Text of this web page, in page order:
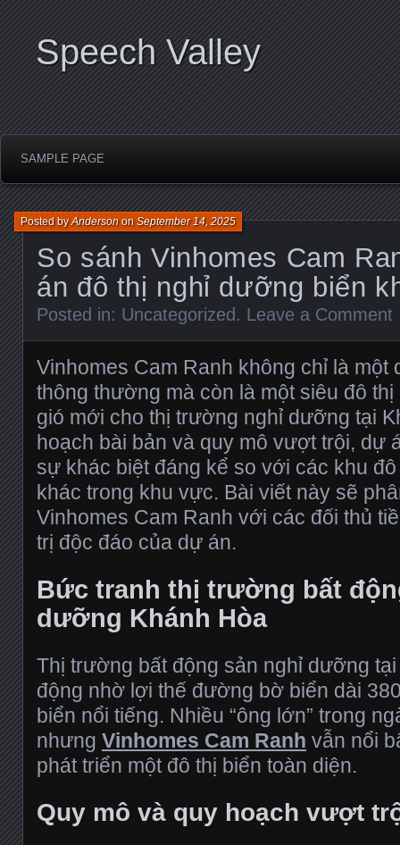
Speech Valley
SAMPLE PAGE
So sánh Vinhomes Cam
án đô thị nghỉ dưỡng biển
Posted byAndersononSeptember 14, 2025
Posted in: Uncategorized . Leave a Comment
Vinhomes Cam Ranh không chỉ là một
thông thường mà còn là một siêu đô
gió mới cho thị trường nghỉ dưỡng tại
hoạch bài bản và quy mô vượt trội, dự
sự khác biệt đáng kể so với các khu
khác trong khu vực. Bài viết này sẽ
Vinhomes Cam Ranh với các đối thủ
trị độc đáo của dự án.
Bức tranh thị trường bất
dưỡng Khánh Hòa
Thị trường bất động sản nghỉ dưỡng
động nhờ lợi thế đường bờ biển dài
biển nổi tiếng. Nhiều “ông lớn” trong
nhưng Vinhomes Cam Ranh vẫn nổi
phát triển một đô thị biển toàn diện.
Quy mô và quy hoạch vượt